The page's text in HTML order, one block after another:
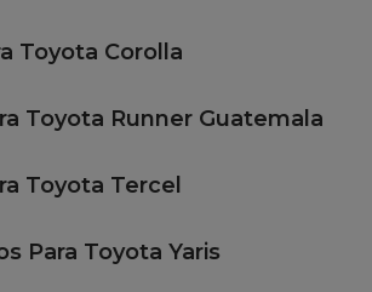
Toyota Corolla
Toyota Runner Guatemala
Toyota Tercel
Para Toyota Yaris